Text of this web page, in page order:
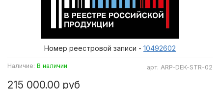
арт. ARP-DEK-STR-02
Наличие: В наличии
215 000.00 руб
Номер реестровой записи - 10492602